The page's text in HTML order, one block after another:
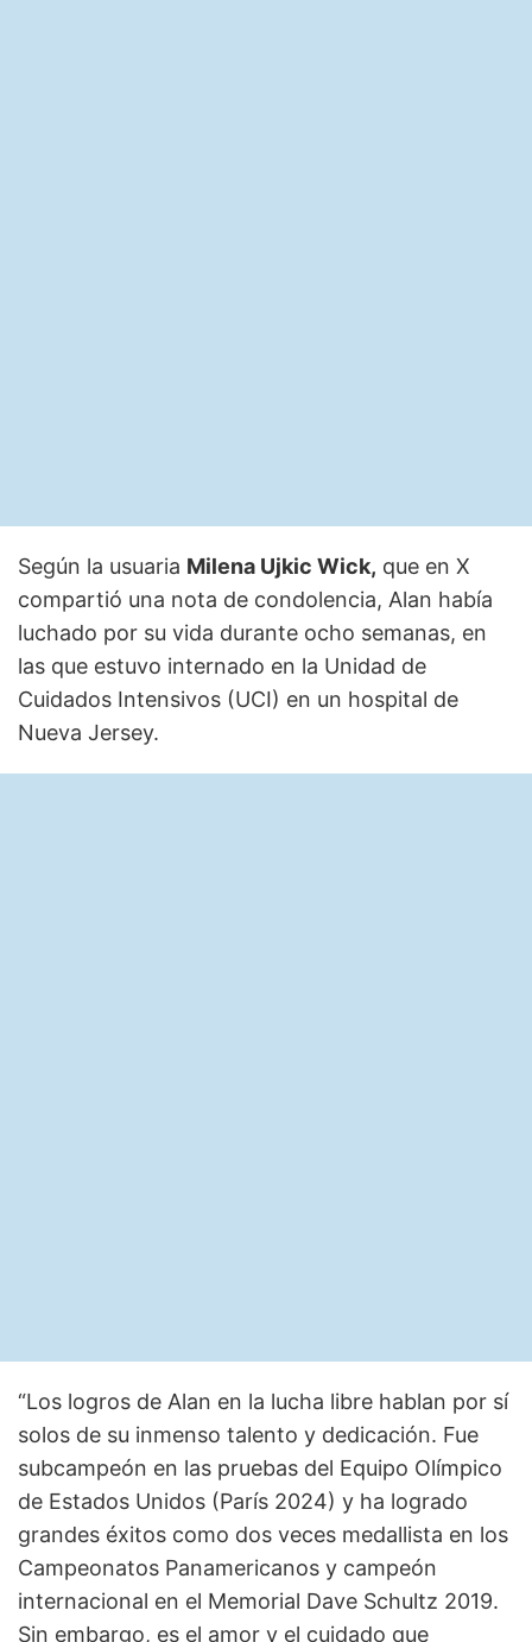
Según la usuaria Milena Ujkic Wick, que en X
compartió una nota de condolencia, Alan había
luchado por su vida durante ocho semanas, en
las que estuvo internado en la Unidad de
Cuidados Intensivos (UCI) en un hospital de
Nueva Jersey.
“Los logros de Alan en la lucha libre hablan por sí
solos de su inmenso talento y dedicación. Fue
subcampeón en las pruebas del Equipo Olímpico
de Estados Unidos (París 2024) y ha logrado
grandes éxitos como dos veces medallista en los
Campeonatos Panamericanos y campeón
internacional en el Memorial Dave Schultz 2019.
Sin embargo, es el amor y el cuidado que